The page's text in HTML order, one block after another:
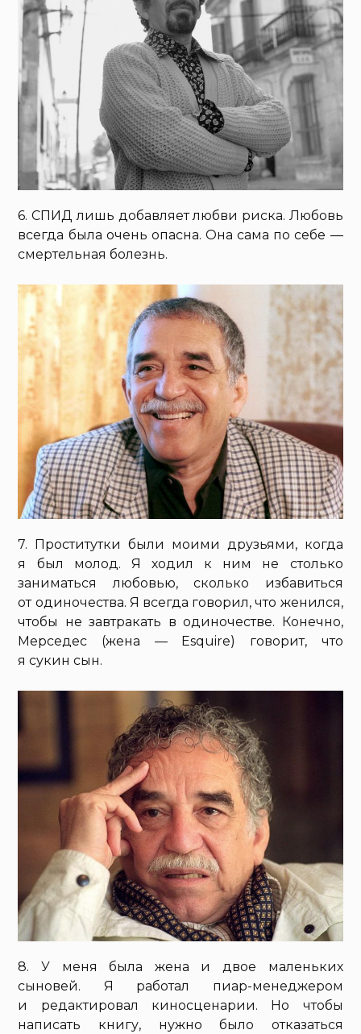
6. СПИД лишь добавляет любви риска. Любовь
всегда была очень опасна. Она сама по себе —
смертельная болезнь.
7. Проститутки были моими друзьями, когда
я был молод. Я ходил к ним не столько
заниматься любовью, сколько избавиться
от одиночества. Я всегда говорил, что женился,
чтобы не завтракать в одиночестве. Конечно,
Мерседес (жена — Esquire) говорит, что
я сукин сын.
8. У меня была жена и двое маленьких
сыновей. Я работал пиар-менеджером
и редактировал киносценарии. Но чтобы
написать книгу, нужно было отказаться